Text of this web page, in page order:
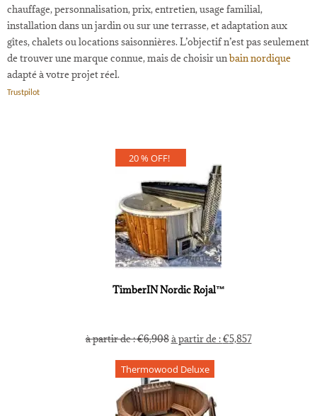
chauffage, personnalisation, prix, entretien, usage familial,
installation dans un jardin ou sur une terrasse, et adaptation aux
gîtes, chalets ou locations saisonnières. L’objectif n’est pas seulement
de trouver une marque connue, mais de choisir unbain nordique
adapté à votre projet réel.
Trustpilot
20 % OFF!
TimberIN Nordic Rojal™
à partir de :€6,908à partir de :€5,857
Thermowood Deluxe